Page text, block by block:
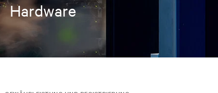
Hardware